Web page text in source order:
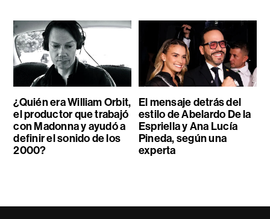
¿Quién era William Orbit,
el productor que trabajó
con Madonna y ayudó a
definir el sonido de los
2000?
El mensaje detrás del
estilo de Abelardo De la
Espriella y Ana Lucía
Pineda, según una
experta